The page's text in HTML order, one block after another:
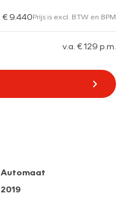
€ 9.440Prijs is excl. BTW en BPM
v.a. € 129 p.m.
Automaat
2019